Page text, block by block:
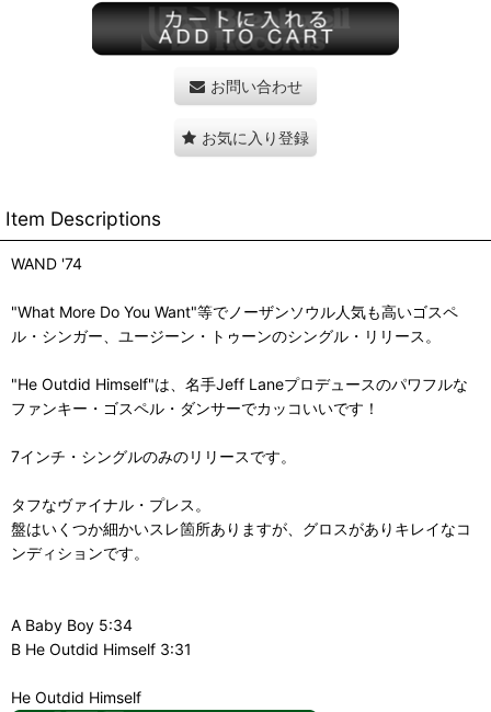
お問い合わせ
お気に入り登録
Item Descriptions
WAND '74
"What More Do You Want"等でノーザンソウル人気も高いゴスペ
ル・シンガー、ユージーン・トゥーンのシングル・リリース。
"He Outdid Himself"は、名手Jeff Laneプロデュースのパワフルな
ファンキー・ゴスペル・ダンサーでカッコいいです！
7インチ・シングルのみのリリースです。
タフなヴァイナル・プレス。
盤はいくつか細かいスレ箇所ありますが、グロスがありキレイなコ
ンディションです。
A Baby Boy 5:34
B He Outdid Himself 3:31
He Outdid Himself